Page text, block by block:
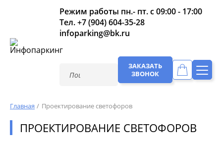
Режим работы пн.- пт. с 09:00 - 17:00
Тел.+7 (904) 604-35-28
infoparking@bk.ru
ЗАКАЗАТЬ
ЗВОНОК
Главная Проектирование светофоров
ПРОЕКТИРОВАНИЕ СВЕТОФОРОВ